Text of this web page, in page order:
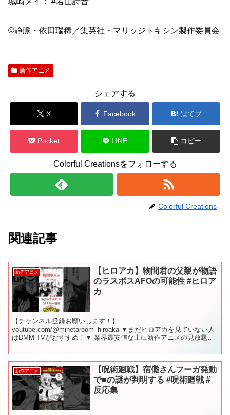
©静脈・依田瑞稀／集英社・マリッジトキシン製作委員会
新作アニメ
シェアする
X Facebook はてブ
Pocket LINE コピー
Colorful Creationsをフォローする
Colorful Creations
関連記事
新作アニメ
【ヒロアカ】物間君の父親が物語
のラスボスAFOの可能性 #ヒロア
カ
【チャンネル登録お願いします！】
youtube.com/@minetaroom_hiroaka ▼まだヒロアカを見ていない人
はDMM TVがおすすめ！▼ 業界最安値な上に新作アニメの見放題作
新作アニメ
【呪術廻戦】宿儺さんフーガ発動
で■の謎が判明する #呪術廻戦 #
反応集